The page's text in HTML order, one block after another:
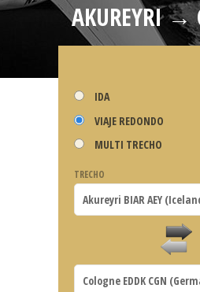
AKUREYRI →
IDA
VIAJE REDONDO
MULTI TRECHO
TRECHO